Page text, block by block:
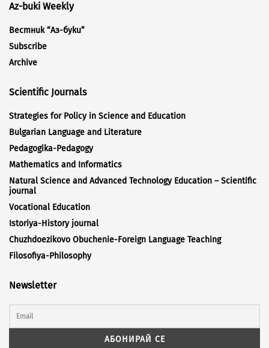
Az-buki Weekly
Вестник “Аз-буки”
Subscribe
Archive
Scientific Journals
Strategies for Policy in Science and Education
Bulgarian Language and Literature
Pedagogika-Pedagogy
Mathematics and Informatics
Natural Science and Advanced Technology Education – Scientific
journal
Vocational Education
Istoriya-History journal
Chuzhdoezikovo Obuchenie-Foreign Language Teaching
Filosofiya-Philosophy
Newsletter